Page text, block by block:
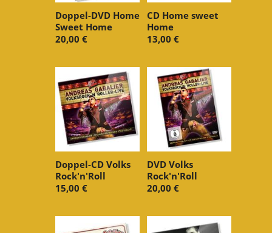
Doppel-DVD Home
Sweet Home
20,00 €
CD Home sweet
Home
13,00 €
Doppel-CD Volks
Rock'n'Roll
15,00 €
DVD Volks
Rock'n'Roll
20,00 €